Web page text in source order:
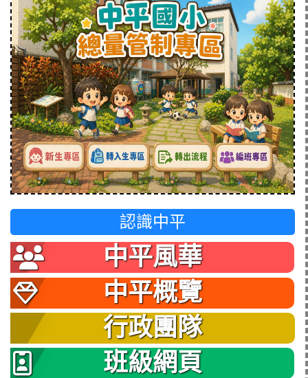
認識中平
中平風華
中平概覽
行政團隊
班級網頁